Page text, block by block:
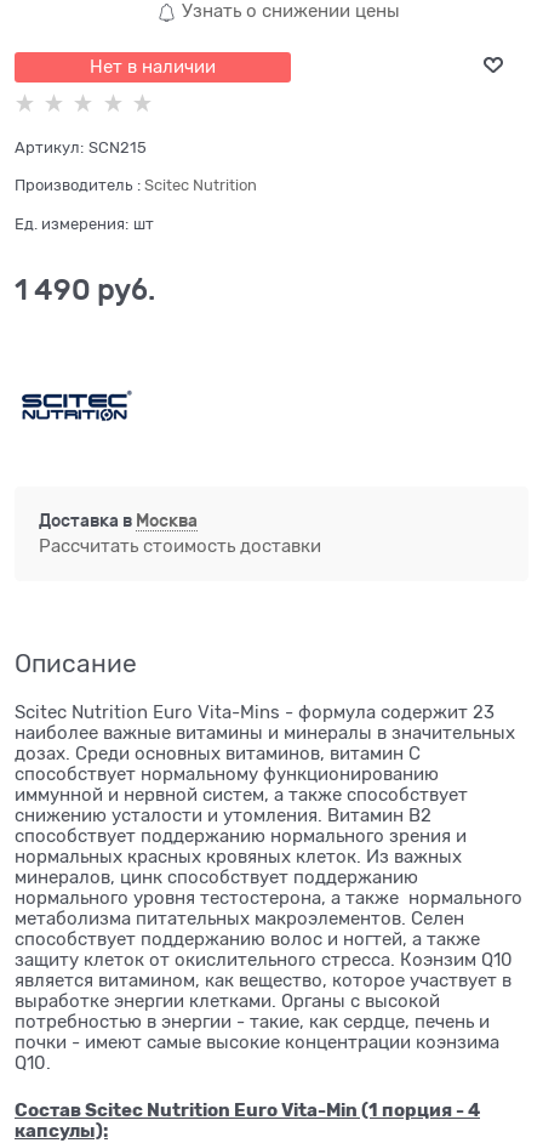
Узнать о снижении цены
Нет в наличии
Артикул: SCN215
Производитель : Scitec Nutrition
Ед. измерения: шт
1 490 руб.
Доставка в Москва
Рассчитать стоимость доставки
Описание
Scitec Nutrition Euro Vita-Mins - формула содержит 23
наиболее важные витамины и минералы в значительных
дозах. Среди основных витаминов, витамин С
способствует нормальному функционированию
иммунной и нервной систем, а также способствует
снижению усталости и утомления. Витамин В2
способствует поддержанию нормального зрения и
нормальных красных кровяных клеток. Из важных
минералов, цинк способствует поддержанию
нормального уровня тестостерона, а также нормального
метаболизма питательных макроэлементов. Селен
способствует поддержанию волос и ногтей, а также
защиту клеток от окислительного стресса. Коэнзим Q10
является витамином, как вещество, которое участвует в
выработке энергии клетками. Органы с высокой
потребностью в энергии - такие, как сердце, печень и
почки - имеют самые высокие концентрации коэнзима
Q10.
Состав Scitec Nutrition Euro Vita-Min (1 порция - 4
капсулы):